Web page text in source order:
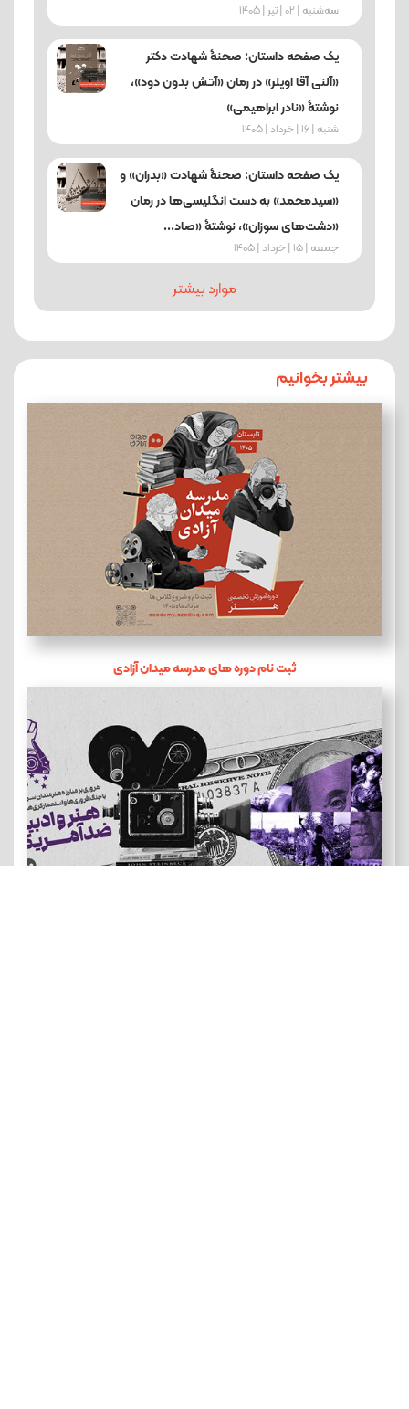
ﺳﻪشنبه | 02 | تیر | 1405
یک صفحه داستان: صحنۀ شهادت دکتر
«آلنی آقا اویلر» در رمان «آتش بدون دود»،
نوشتۀ «نادر ابراهیمی»
شنبه | 16 | خرداد | 1405
یک صفحه داستان: صحنۀ شهادت «بدران» و
«سیدمحمد» به دست انگلیسی‌ها در رمان
«دشت‌های سوزان»، نوشتۀ «صاد...
جمعه | 15 | خرداد | 1405
موارد بیشتر
بیشتر بخوانیم
ثبت نام دوره های مدرسه میدان آزادی